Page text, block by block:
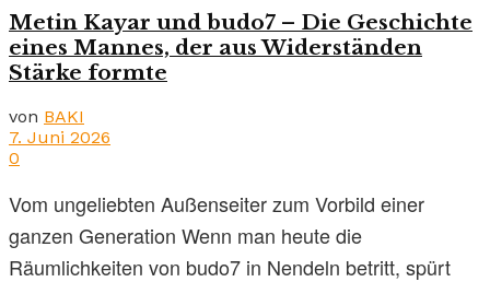
Metin Kayar und budo7 – Die Geschichte
eines Mannes, der aus Widerständen
Stärke formte
von BAKI
7. Juni 2026
0
Vom ungeliebten Außenseiter zum Vorbild einer
ganzen Generation Wenn man heute die
Räumlichkeiten von budo7 in Nendeln betritt, spürt